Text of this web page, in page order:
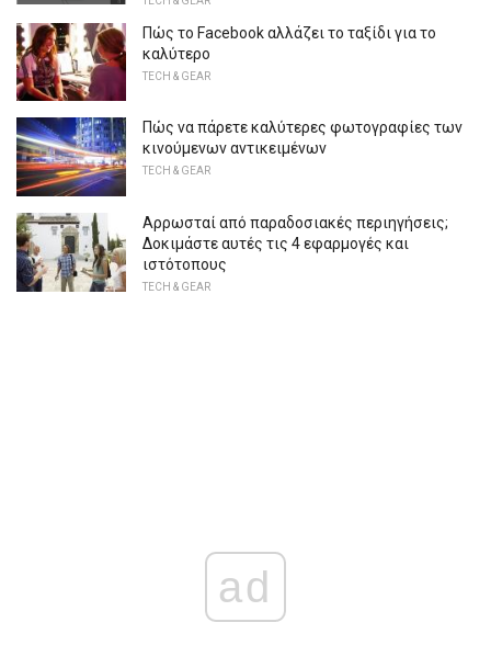
Πώς το Facebook αλλάζει το ταξίδι για το
καλύτερο
TECH & GEAR
Πώς να πάρετε καλύτερες φωτογραφίες των
κινούμενων αντικειμένων
TECH & GEAR
Αρρωσταί από παραδοσιακές περιηγήσεις;
Δοκιμάστε αυτές τις 4 εφαρμογές και
ιστότοπους
TECH & GEAR
ad